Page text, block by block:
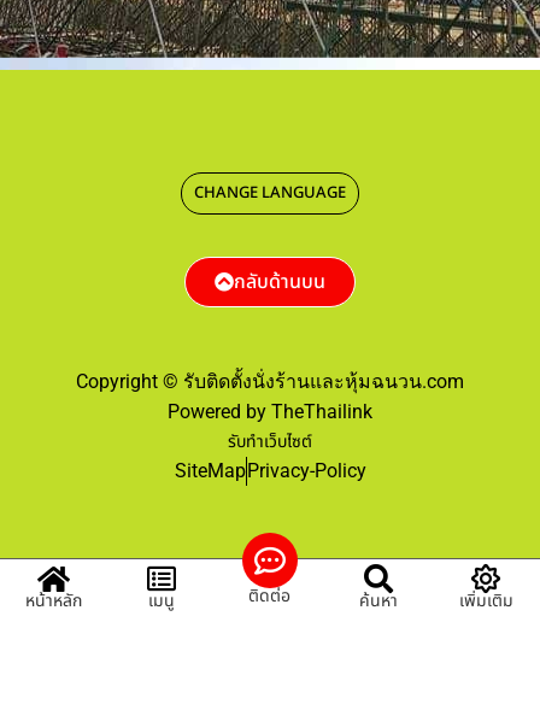
Copyright © รับติดตั้งนั่งร้านและหุ้มฉนวน.com
Powered by TheThailink
รับทำเว็บไซต์
SiteMapPrivacy-Policy
CHANGE LANGUAGE
กลับด้านบน
หน้าหลัก เมนู ติดต่อ ค้นหา เพิ่มเติม